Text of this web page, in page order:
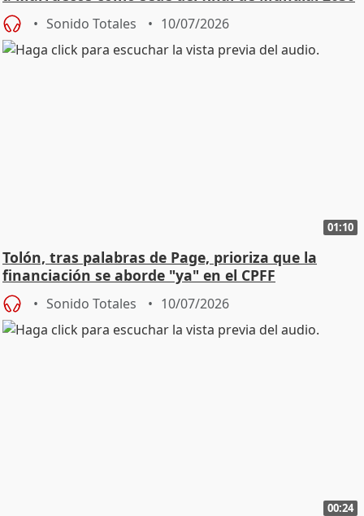
Sonido Totales 10/07/2026
01:10
Tolón, tras palabras de Page, prioriza que la
financiación se aborde "ya" en el CPFF
Sonido Totales 10/07/2026
00:24